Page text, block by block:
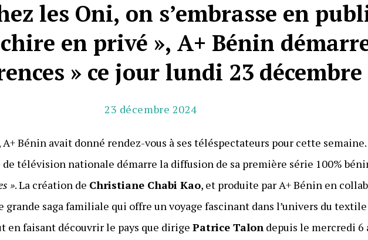
les Oni, on s’embrasse en
en privé », A+ Bénin
» ce jour lundi 23 décembre
23 décembre 2024
Bénin avait donné rendez-vous à ses téléspectateurs pour cette
de télévision nationale démarre la diffusion de sa première série 100%
». La création de Christiane Chabi Kao, et produite par A+ Bénin en
grande saga familiale qui offre un voyage fascinant dans l’univers du
en faisant découvrir le pays que dirigePatrice Talon depuis le mercredi 6